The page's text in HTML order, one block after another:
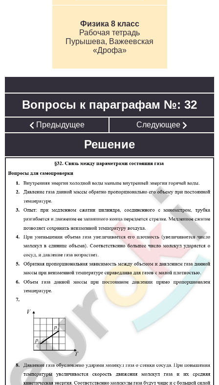
Физика 8 класс
Рабочая тетрадь
Пурышева, Важеевская
«Дрофа»
Вопросы к параграфам №: 32
Предыдущее Следующее
Решение